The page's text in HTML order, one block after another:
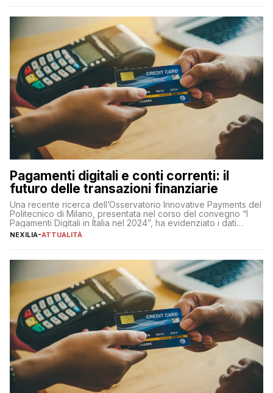
Pagamenti digitali e conti correnti: il
futuro delle transazioni finanziarie
Una recente ricerca dell’Osservatorio Innovative Payments del
Politecnico di Milano, presentata nel corso del convegno “I
Pagamenti Digitali in Italia nel 2024”, ha evidenziato i dati
definitivi del primo semestre 2024 relativamente alle
NEXILIA-ATTUALITÀ